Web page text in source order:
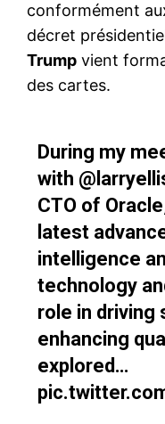
conformément
décret
Trump vient
des cartes.
During my
with
CTO of
latest
intelligence
technology
role in driving
enhancing
explored…